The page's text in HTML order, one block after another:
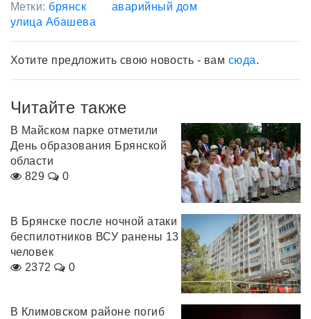
Метки: брянск
аварийный дом
улица Абашева
Хотите предложить свою новость - вам сюда.
Читайте также
В Майском парке отметили
День образования Брянской
области
829
0
В Брянске после ночной атаки
беспилотников ВСУ ранены 13
человек
2372
0
В Климовском районе погиб